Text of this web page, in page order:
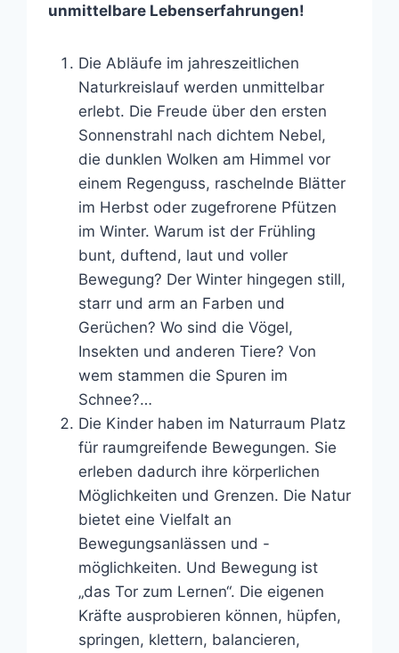
unmittelbare Lebenserfahrungen!
Die Abläufe im jahreszeitlichen
Naturkreislauf werden unmittelbar
erlebt. Die Freude über den ersten
Sonnenstrahl nach dichtem Nebel,
die dunklen Wolken am Himmel vor
einem Regenguss, raschelnde Blätter
im Herbst oder zugefrorene Pfützen
im Winter. Warum ist der Frühling
bunt, duftend, laut und voller
Bewegung? Der Winter hingegen still,
starr und arm an Farben und
Gerüchen? Wo sind die Vögel,
Insekten und anderen Tiere? Von
wem stammen die Spuren im
Schnee?…
Die Kinder haben im Naturraum Platz
für raumgreifende Bewegungen. Sie
erleben dadurch ihre körperlichen
Möglichkeiten und Grenzen. Die Natur
bietet eine Vielfalt an
Bewegungsanlässen und -
möglichkeiten. Und Bewegung ist
„das Tor zum Lernen“. Die eigenen
Kräfte ausprobieren können, hüpfen,
springen, klettern, balancieren,